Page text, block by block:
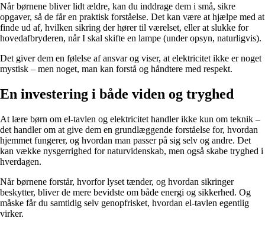
Når børnene bliver lidt ældre, kan du inddrage dem i små, sikre
opgaver, så de får en praktisk forståelse. Det kan være at hjælpe med at
finde ud af, hvilken sikring der hører til værelset, eller at slukke for
hovedafbryderen, når I skal skifte en lampe (under opsyn, naturligvis).
Det giver dem en følelse af ansvar og viser, at elektricitet ikke er noget
mystisk – men noget, man kan forstå og håndtere med respekt.
En investering i både viden og tryghed
At lære børn om el-tavlen og elektricitet handler ikke kun om teknik –
det handler om at give dem en grundlæggende forståelse for, hvordan
hjemmet fungerer, og hvordan man passer på sig selv og andre. Det
kan vække nysgerrighed for naturvidenskab, men også skabe tryghed i
hverdagen.
Når børnene forstår, hvorfor lyset tænder, og hvordan sikringer
beskytter, bliver de mere bevidste om både energi og sikkerhed. Og
måske får du samtidig selv genopfrisket, hvordan el-tavlen egentlig
virker.